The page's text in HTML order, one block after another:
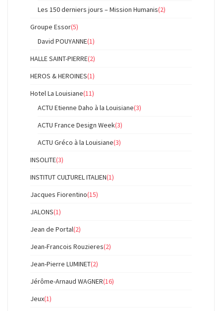
Les 150 derniers jours – Mission Humanis(2)
Groupe Essor(5)
David POUYANNE(1)
HALLE SAINT-PIERRE(2)
HEROS & HEROINES(1)
Hotel La Louisiane(11)
ACTU Etienne Daho à la Louisiane(3)
ACTU France Design Week(3)
ACTU Gréco à la Louisiane(3)
INSOLITE(3)
INSTITUT CULTUREL ITALIEN(1)
Jacques Fiorentino(15)
JALONS(1)
Jean de Portal(2)
Jean-Francois Rouzieres(2)
Jean-Pierre LUMINET(2)
Jérôme-Arnaud WAGNER(16)
Jeux(1)